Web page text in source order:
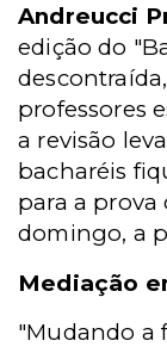
Andreucci
edição do
professores
a revisão
bacharéis
para a
domingo, a
Mediação
"Mudando a